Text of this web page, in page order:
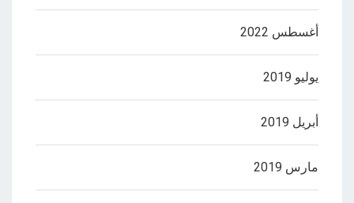
أغسطس 2022
يوليو 2019
أبريل 2019
مارس 2019